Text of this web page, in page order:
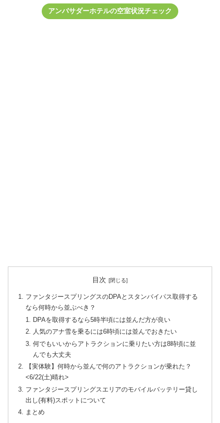
アンバサダーホテルの空室状況チェック
目次
ファンタジースプリングスのDPAとスタンバイパス取得する
なら何時から並ぶべき？
DPAを取得するなら5時半頃には並んだ方が良い
人気のアナ雪を乗るには6時頃には並んでおきたい
何でもいいからアトラクションに乗りたい方は8時頃に並
んでも大丈夫
【実体験】何時から並んで何のアトラクションが乗れた？
<6/22(土)晴れ>
ファンタジースプリングスエリアのモバイルバッテリー貸し
出し(有料)スポットについて
まとめ